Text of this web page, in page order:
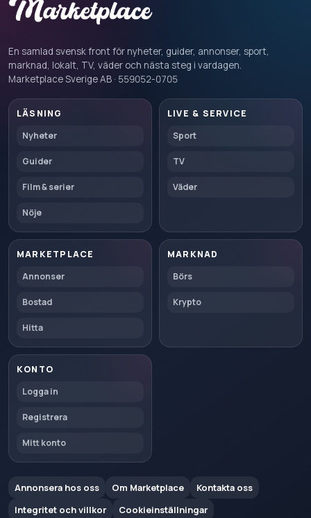
En samlad svensk front för nyheter, guider, annonser, sport,
marknad, lokalt, TV, väder och nästa steg i vardagen.
Marketplace Sverige AB · 559052-0705
LÄSNING
Nyheter
Guider
Film & serier
Nöje
LIVE & SERVICE
Sport
TV
Väder
MARKETPLACE
Annonser
Bostad
Hitta
MARKNAD
Börs
Krypto
KONTO
Logga in
Registrera
Mitt konto
Annonsera hos oss Om Marketplace
Kontakta oss
Integritet och villkor
Cookieinställningar